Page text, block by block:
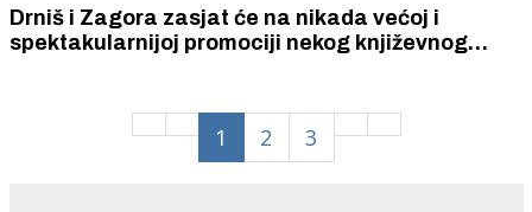
Drniš i Zagora zasjat će na nikada većoj i
spektakularnijoj promociji nekog književnog
1 2 3